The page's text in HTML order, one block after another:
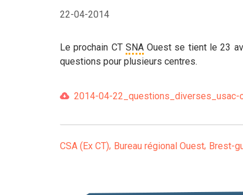
22-04-2014
Le prochain CT SNAOuest se tient le 23
questions pour plusieurs centres.
2014-04-
CSA (Ex CT) Bureau régional Ouest Brest-